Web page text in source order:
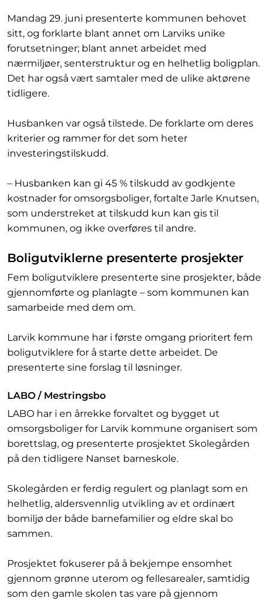
Mandag 29. juni presenterte kommunen behovet
sitt, og forklarte blant annet om Larviks unike
forutsetninger; blant annet arbeidet med
nærmiljøer, senterstruktur og en helhetlig boligplan.
Det har også vært samtaler med de ulike aktørene
tidligere.
Husbanken var også tilstede. De forklarte om deres
kriterier og rammer for det som heter
investeringstilskudd.
– Husbanken kan gi 45 % tilskudd av godkjente
kostnader for omsorgsboliger, fortalte Jarle Knutsen,
som understreket at tilskudd kun kan gis til
kommunen, og ikke overføres til andre.
Boligutviklerne presenterte prosjekter
Fem boligutviklere presenterte sine prosjekter, både
gjennomførte og planlagte – som kommunen kan
samarbeide med dem om.
Larvik kommune har i første omgang prioritert fem
boligutviklere for å starte dette arbeidet. De
presenterte sine forslag til løsninger.
LABO / Mestringsbo
LABO har i en årrekke forvaltet og bygget ut
omsorgsboliger for Larvik kommune organisert som
borettslag, og presenterte prosjektet Skolegården
på den tidligere Nanset barneskole.
Skolegården er ferdig regulert og planlagt som en
helhetlig, aldersvennlig utvikling av et ordinært
bomiljø der både barnefamilier og eldre skal bo
sammen.
Prosjektet fokuserer på å bekjempe ensomhet
gjennom grønne uterom og fellesarealer, samtidig
som den gamle skolen tas vare på gjennom